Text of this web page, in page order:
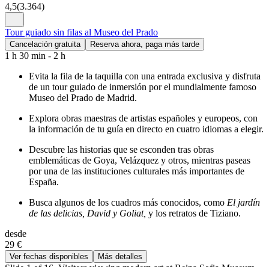
4,5(3.364)
Tour guiado sin filas al Museo del Prado
Cancelación gratuita Reserva ahora, paga más tarde
1 h 30 min - 2 h
Evita la fila de la taquilla con una entrada exclusiva y disfruta
de un tour guiado de inmersión por el mundialmente famoso
Museo del Prado de Madrid.
Explora obras maestras de artistas españoles y europeos, con
la información de tu guía en directo en cuatro idiomas a elegir.
Descubre las historias que se esconden tras obras
emblemáticas de Goya, Velázquez y otros, mientras paseas
por una de las instituciones culturales más importantes de
España.
Busca algunos de los cuadros más conocidos, como El jardín
de las delicias, David y Goliat, y los retratos de Tiziano.
desde
29 €
Ver fechas disponibles Más detalles